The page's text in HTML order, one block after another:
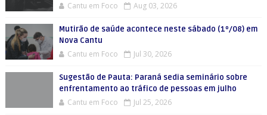
Cantu em Foco Aug 03, 2026
Mutirão de saúde acontece neste sábado (1º/08) em
Nova Cantu
Cantu em Foco Jul 30, 2026
Sugestão de Pauta: Paraná sedia seminário sobre
enfrentamento ao tráfico de pessoas em julho
Cantu em Foco Jul 25, 2026